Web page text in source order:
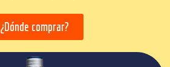
¿Dónde comprar?